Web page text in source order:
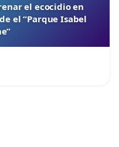
el ecocidio en
el “Parque Isabel